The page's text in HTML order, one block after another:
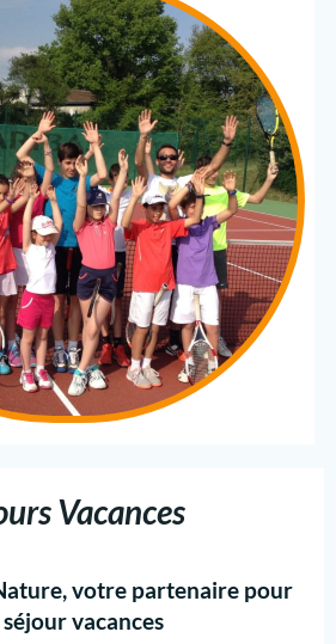
Vacances
votre partenaire pour
vacances